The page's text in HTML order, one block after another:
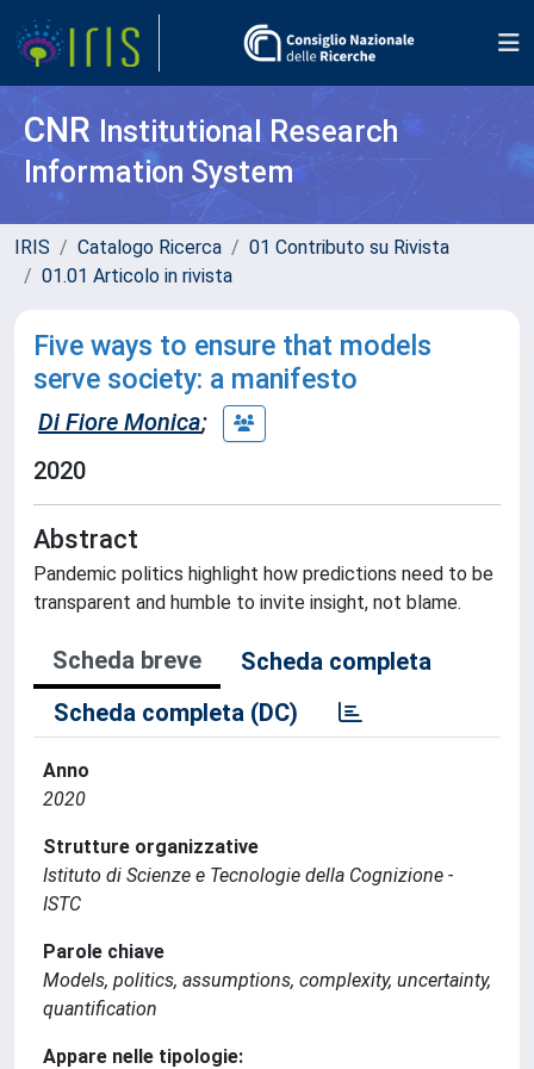
CNR Institutional Research
Information System
IRIS Catalogo Ricerca
01 Contributo su Rivista
01.01 Articolo in rivista
Five ways to ensure that models
serve society: a manifesto
Di Fiore Monica;
2020
Abstract
Pandemic politics highlight how predictions need to be
transparent and humble to invite insight, not blame.
Scheda breve
Scheda completa
Scheda completa (DC)
Anno
2020
Strutture organizzative
Istituto di Scienze e Tecnologie della Cognizione -
ISTC
Parole chiave
Models, politics, assumptions, complexity, uncertainty,
quantification
Appare nelle tipologie: